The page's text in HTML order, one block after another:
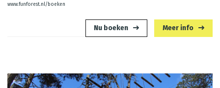
www.funforest.nl/boeken
Nu boeken Meer info